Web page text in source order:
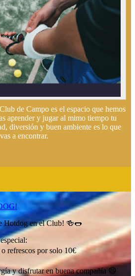
de Campo es el espacio que hemos
aprender y jugar al mimo tiempo tu
diversión y buen ambiente es lo que
vas a encontrar.
Hotdog en el Club! 🍻🌭
refrescos por solo 10€
y disfrutar en buena compañía 😄